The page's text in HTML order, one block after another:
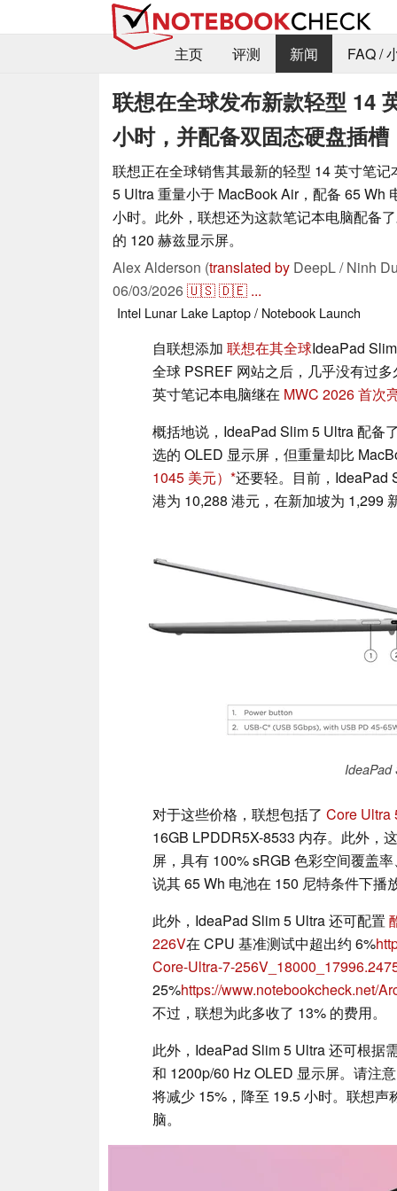
主页 评测 新闻 FAQ /
联想在全球发布新款轻型 14
小时，并配备双固态硬盘插槽
联想正在全球销售其最新的轻型 14 英寸笔
5 Ultra 重量小于 MacBook Air，配备 65 Wh
小时。此外，联想还为这款笔记本电脑配备
的 120 赫兹显示屏。
Alex Alderson (translated by DeepL / Ninh
06/03/2026🇺🇸🇩🇪 ...
Intel Lunar Lake Laptop / Notebook Launch
自联想添加 联想在其全球IdeaPad
全球 PSREF 网站之后，几乎没有过
英寸笔记本电脑继在 MWC 2026 首次
概括地说，IdeaPad Slim 5 Ultra 配备
选的 OLED 显示屏，但重量却比
1045 美元）
还要轻。目前，IdeaPad
港为 10,288 港元，在新加坡为 1,299
IdeaPad
对于这些价格，联想包括了 Core Ultra
16GB LPDDR5X-8533 内存。此外，
屏，具有 100% sRGB 色彩空间覆盖
说其 65 Wh 电池在 150 尼特条件下播
此外，IdeaPad Slim 5 Ultra 还可配置
226V在 CPU 基准测试中超出约 6%
Core-Ultra-7-
25%https://www.notebookcheck.net/
不过，联想为此多收了 13% 的费用。
此外，IdeaPad Slim 5 Ultra 还可根据
和 1200p/60 Hz OLED 显示屏。请注
将减少 15%，降至 19.5 小时。联想
脑。